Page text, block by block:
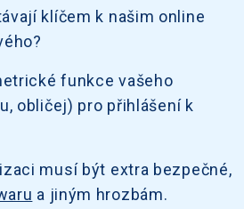
klíčem k našim online
funkce vašeho
obličej) pro přihlášení k
musí být extra bezpečné,
a jiným hrozbám.